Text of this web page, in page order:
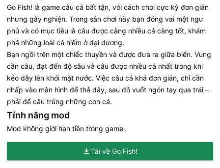
Go Fish! là game câu cá bất tận, với cách chơi cực kỳ đơn giản
nhưng gây nghiện. Trong sân chơi này bạn đóng vai một ngư
phủ và có mục tiêu là câu được càng nhiều cá càng tốt, khám
phá những loài cá hiếm ở đại dương.
Bạn ngồi trên một chiếc thuyền và được đưa ra giữa biển. Vung
cần câu, đạt đến độ sâu và câu được nhiều cá nhất trong khi
kéo dây lên khỏi mặt nước. Việc câu cá khá đơn giản, chỉ cần
nhấp vào màn hình để thả dây, sau đó vuốt ngón tay qua trái –
phải để câu trúng những con cá.
Tính năng mod
Mod không giới hạn tiền trong game
Tải về Go Fish!